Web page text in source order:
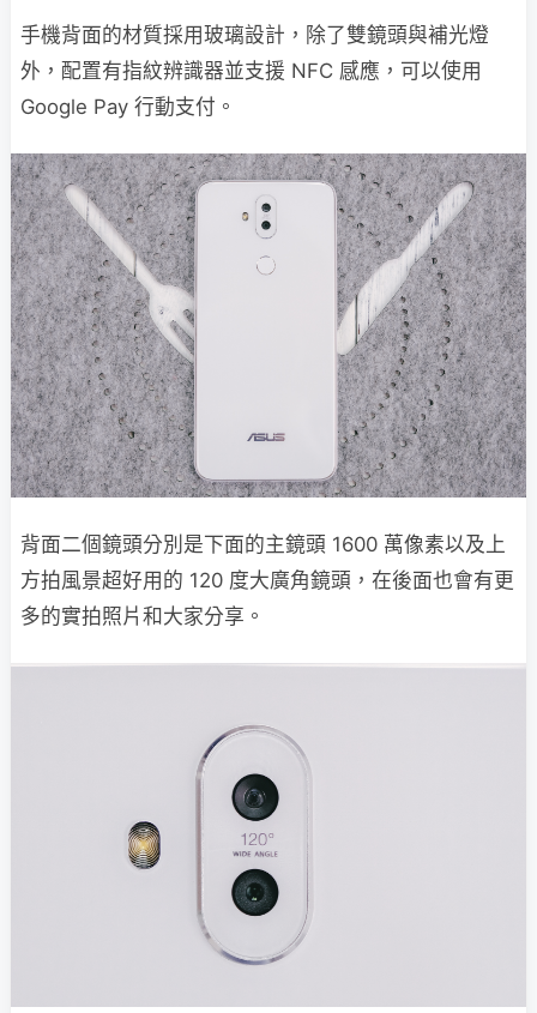
手機背面的材質採用玻璃設計，除了雙鏡頭與補光燈
外，配置有指紋辨識器並支援 NFC 感應，可以使用
Google Pay 行動支付。
背面二個鏡頭分別是下面的主鏡頭 1600 萬像素以及上
方拍風景超好用的 120 度大廣角鏡頭，在後面也會有更
多的實拍照片和大家分享。